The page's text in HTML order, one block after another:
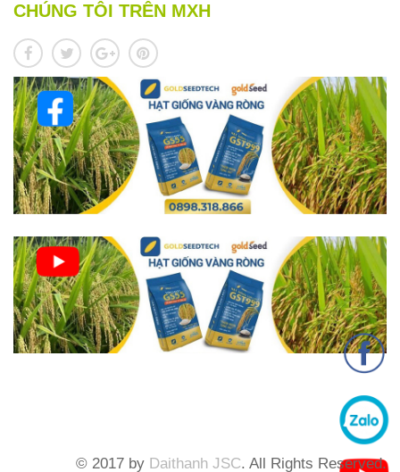
CHÚNG TÔI TRÊN MXH
© 2017 by Daithanh JSC. All Rights Reserved.